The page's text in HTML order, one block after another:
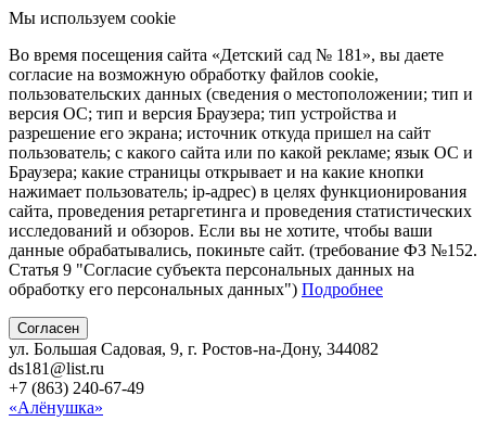
Мы используем cookie
Во время посещения сайта «Детский сад № 181», вы даете
согласие на возможную обработку файлов cookie,
пользовательских данных (сведения о местоположении; тип и
версия ОС; тип и версия Браузера; тип устройства и
разрешение его экрана; источник откуда пришел на сайт
пользователь; с какого сайта или по какой рекламе; язык ОС и
Браузера; какие страницы открывает и на какие кнопки
нажимает пользователь; ip-адрес) в целях функционирования
сайта, проведения ретаргетинга и проведения статистических
исследований и обзоров. Если вы не хотите, чтобы ваши
данные обрабатывались, покиньте сайт. (требование ФЗ №152.
Статья 9 "Согласие субъекта персональных данных на
обработку его персональных данных") Подробнее
Согласен
ул. Большая Садовая, 9, г. Ростов-на-Дону, 344082
ds181@list.ru
+7 (863) 240-67-49
«Алёнушка»